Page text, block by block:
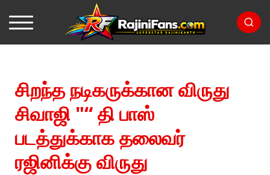
சிறந்த நடிகருக்கான விருது
சிவாஜி "“ தி பாஸ்
படத்துக்காக தலைவர்
ரஜினிக்கு விருது